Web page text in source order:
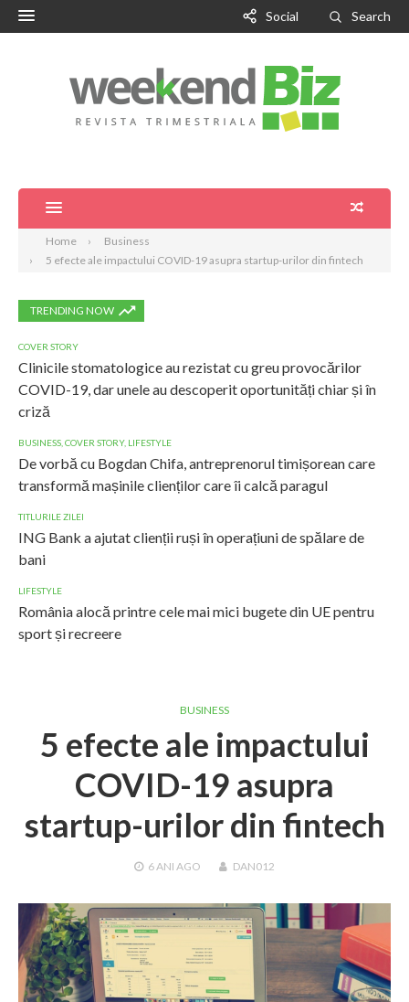
Social Search
Home
Business
5 efecte ale impactului COVID-19 asupra startup-urilor din fintech
TRENDING NOW
COVER STORY
Clinicile stomatologice au rezistat cu greu provocărilor
COVID-19, dar unele au descoperit oportunități chiar și în
criză
BUSINESS COVER STORY, LIFESTYLE
De vorbă cu Bogdan Chifa, antreprenorul timișorean care
transformă mașinile clienților care îi calcă paragul
TITLURILE ZILEI
ING Bank a ajutat clienții ruși în operațiuni de spălare de
bani
LIFESTYLE
România alocă printre cele mai mici bugete din UE pentru
sport și recreere
BUSINESS
5 efecte ale impactului
COVID-19 asupra
startup-urilor din fintech
6 ANI AGO DAN012